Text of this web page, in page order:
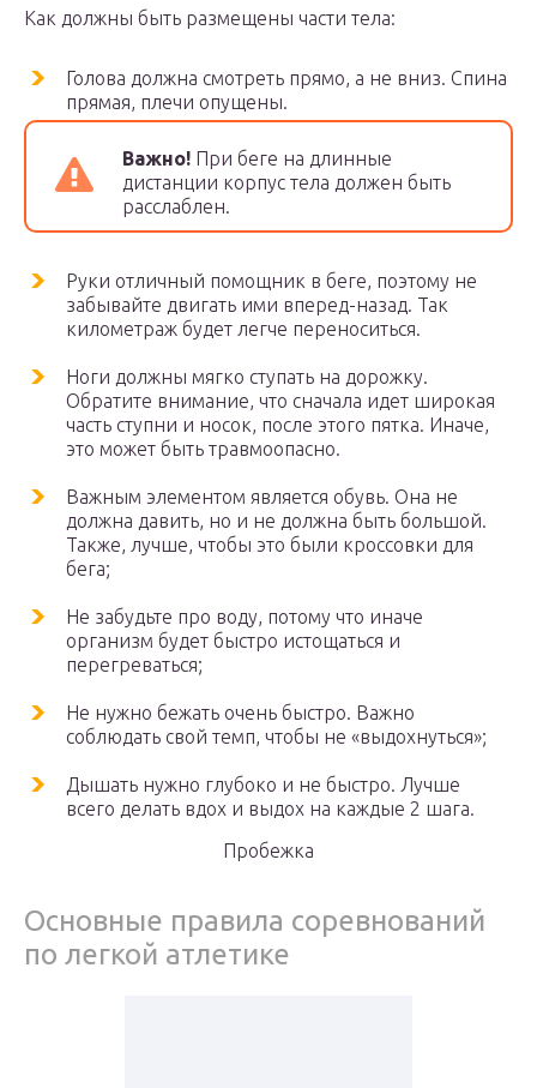
Как должны быть размещены части тела:
Голова должна смотреть прямо, а не вниз. Спина
прямая, плечи опущены.
Важно! При беге на длинные
дистанции корпус тела должен быть
расслаблен.
Руки отличный помощник в беге, поэтому не
забывайте двигать ими вперед-назад. Так
километраж будет легче переноситься.
Ноги должны мягко ступать на дорожку.
Обратите внимание, что сначала идет широкая
часть ступни и носок, после этого пятка. Иначе,
это может быть травмоопасно.
Важным элементом является обувь. Она не
должна давить, но и не должна быть большой.
Также, лучше, чтобы это были кроссовки для
бега;
Не забудьте про воду, потому что иначе
организм будет быстро истощаться и
перегреваться;
Не нужно бежать очень быстро. Важно
соблюдать свой темп, чтобы не «выдохнуться»;
Дышать нужно глубоко и не быстро. Лучше
всего делать вдох и выдох на каждые 2 шага.
Пробежка
Основные правила соревнований
по легкой атлетике